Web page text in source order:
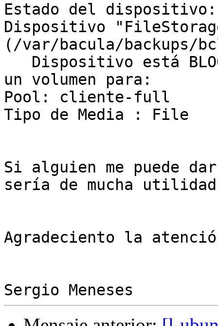
Estado del dispositivo:
Dispositivo
(/var/bacula/backups/
un volumen para:
Pool: cliente-full
Tipo de Media : File
Si alguien me puede
sería de mucha
Agradeciento la